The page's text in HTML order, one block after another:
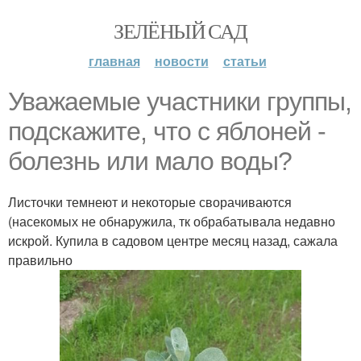
ЗЕЛЁНЫЙ САД
главная новости статьи
Уважаемые участники группы,
подскажите, что с яблоней -
болезнь или мало воды?
Листочки темнеют и некоторые сворачиваются
(насекомых не обнаружила, тк обрабатывала недавно
искрой. Купила в садовом центре месяц назад, сажала
правильно